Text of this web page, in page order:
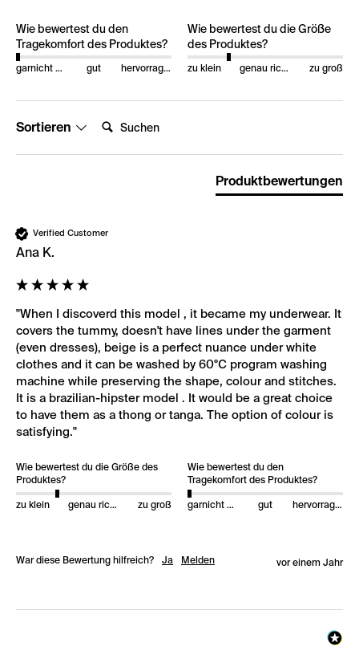
Wie bewertest du den
Tragekomfort des Produktes?
garnicht gut gut hervorragend
Wie bewertest du die Größe
des Produktes?
zu klein genau richtig zu groß
Sortieren
Produktbewertungen
Verified Customer
Ana K.
"When I discoverd this model , it became my underwear. It
covers the tummy, doesn't have lines under the garment
(even dresses), beige is a perfect nuance under white
clothes and it can be washed by 60°C program washing
machine while preserving the shape, colour and stitches.
It is a brazilian-hipster model . It would be a great choice
to have them as a thong or tanga. The option of colour is
satisfying."
Wie bewertest du die Größe des
Produktes?
zu klein genau richtig zu groß
Wie bewertest du den
Tragekomfort des Produktes?
garnicht gut gut hervorragend
War diese Bewertung hilfreich? Ja Melden vor einem Jahr